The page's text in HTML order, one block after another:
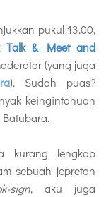
pukul 13.00,
Talk & Meet and
(yang juga
). Sudah puas?
keingintahuan
kurang lengkap
sebuah jepretan
sign, aku juga